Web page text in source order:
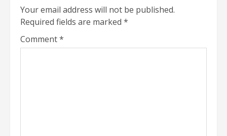
Your email address will not be published.
Required fields are marked *
Comment*